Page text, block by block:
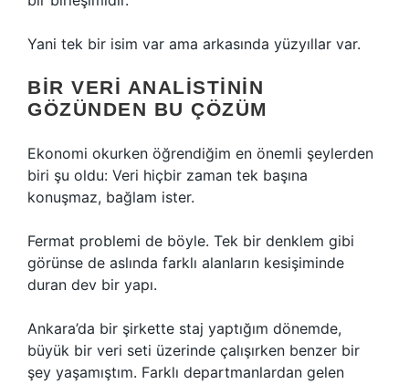
Yani tek bir isim var ama arkasında yüzyıllar var.
BIR VERI ANALISTININ
GÖZÜNDEN BU ÇÖZÜM
Ekonomi okurken öğrendiğim en önemli şeylerden
biri şu oldu: Veri hiçbir zaman tek başına
konuşmaz, bağlam ister.
Fermat problemi de böyle. Tek bir denklem gibi
görünse de aslında farklı alanların kesişiminde
duran dev bir yapı.
Ankara’da bir şirkette staj yaptığım dönemde,
büyük bir veri seti üzerinde çalışırken benzer bir
şey yaşamıştım. Farklı departmanlardan gelen